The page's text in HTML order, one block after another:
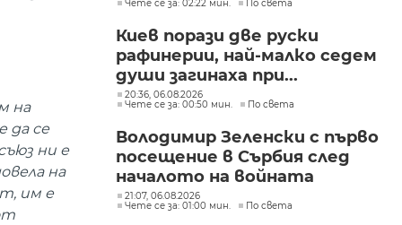
на
да се
ни е
на
им е
Чете се за: 02:22 мин.
По света
Киев порази две руски
рафинерии, най-малко седем
души загинаха при...
20:36, 06.08.2026
Чете се за: 00:50 мин.
По света
Володимир Зеленски с първо
посещение в Сърбия след
началото на войната
21:07, 06.08.2026
Чете се за: 01:00 мин.
По света